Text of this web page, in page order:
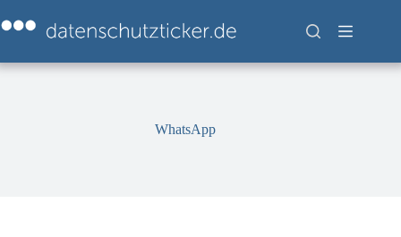
Inhalt
springen
WhatsApp